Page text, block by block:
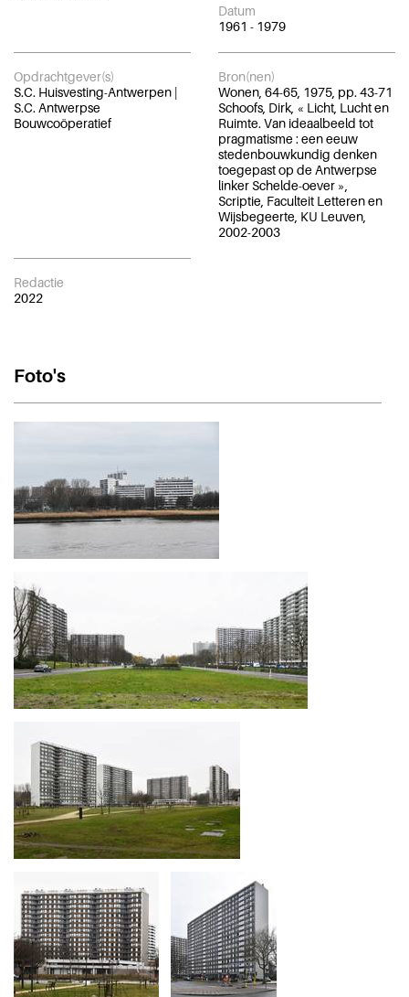
Datum
1961 - 1979
Opdrachtgever(s)
S.C. Huisvesting-Antwerpen |
S.C. Antwerpse
Bouwcoöperatief
Bron(nen)
Wonen, 64-65, 1975, pp. 43-71
Schoofs, Dirk, « Licht, Lucht en
Ruimte. Van ideaalbeeld tot
pragmatisme : een eeuw
stedenbouwkundig denken
toegepast op de Antwerpse
linker Schelde-oever »,
Scriptie, Faculteit Letteren en
Wijsbegeerte, KU Leuven,
2002-2003
Redactie
2022
Foto's